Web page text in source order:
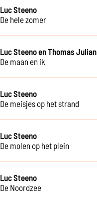
Luc Steeno
De hele zomer
Luc Steeno en Thomas Julian
De maan en ik
Luc Steeno
De meisjes op het strand
Luc Steeno
De molen op het plein
Luc Steeno
De Noordzee